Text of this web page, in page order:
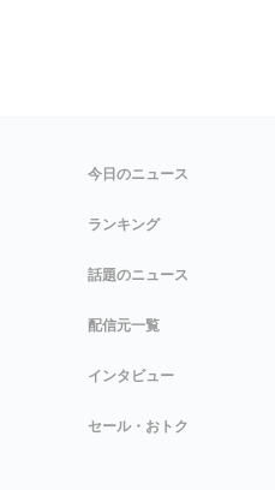
今日のニュース
ランキング
話題のニュース
配信元一覧
インタビュー
セール・おトク